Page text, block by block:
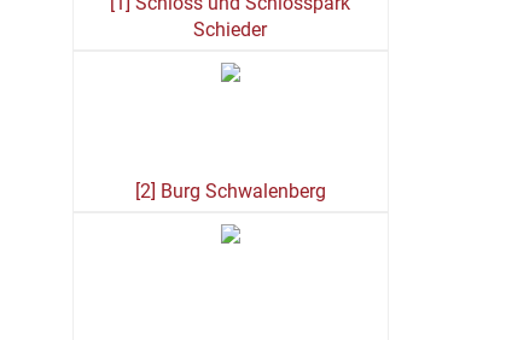
Schieder
[2] Burg Schwalenberg